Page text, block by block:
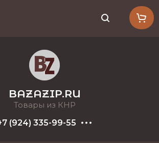
BAZAZIP.RU
Товары из КНР
(924) 335-99-55